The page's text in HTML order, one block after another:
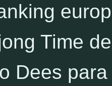
Time
Dees